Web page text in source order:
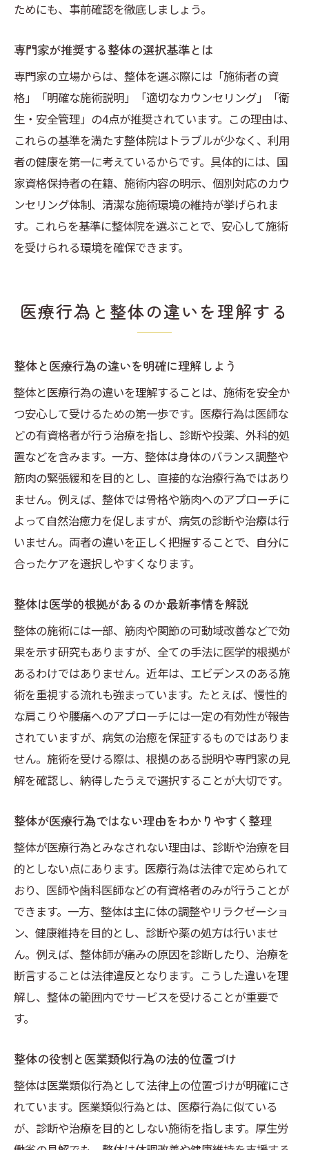
ためにも、事前確認を徹底しましょう。
専門家が推奨する整体の選択基準とは
専門家の立場からは、整体を選ぶ際には「施術者の資
格」「明確な施術説明」「適切なカウンセリング」「衛
生・安全管理」の4点が推奨されています。この理由は、
これらの基準を満たす整体院はトラブルが少なく、利用
者の健康を第一に考えているからです。具体的には、国
家資格保持者の在籍、施術内容の明示、個別対応のカウ
ンセリング体制、清潔な施術環境の維持が挙げられま
す。これらを基準に整体院を選ぶことで、安心して施術
を受けられる環境を確保できます。
医療行為と整体の違いを理解する
整体と医療行為の違いを明確に理解しよう
整体と医療行為の違いを理解することは、施術を安全か
つ安心して受けるための第一歩です。医療行為は医師な
どの有資格者が行う治療を指し、診断や投薬、外科的処
置などを含みます。一方、整体は身体のバランス調整や
筋肉の緊張緩和を目的とし、直接的な治療行為ではあり
ません。例えば、整体では骨格や筋肉へのアプローチに
よって自然治癒力を促しますが、病気の診断や治療は行
いません。両者の違いを正しく把握することで、自分に
合ったケアを選択しやすくなります。
整体は医学的根拠があるのか最新事情を解説
整体の施術には一部、筋肉や関節の可動域改善などで効
果を示す研究もありますが、全ての手法に医学的根拠が
あるわけではありません。近年は、エビデンスのある施
術を重視する流れも強まっています。たとえば、慢性的
な肩こりや腰痛へのアプローチには一定の有効性が報告
されていますが、病気の治癒を保証するものではありま
せん。施術を受ける際は、根拠のある説明や専門家の見
解を確認し、納得したうえで選択することが大切です。
整体が医療行為ではない理由をわかりやすく整理
整体が医療行為とみなされない理由は、診断や治療を目
的としない点にあります。医療行為は法律で定められて
おり、医師や歯科医師などの有資格者のみが行うことが
できます。一方、整体は主に体の調整やリラクゼーショ
ン、健康維持を目的とし、診断や薬の処方は行いませ
ん。例えば、整体師が痛みの原因を診断したり、治療を
断言することは法律違反となります。こうした違いを理
解し、整体の範囲内でサービスを受けることが重要で
す。
整体の役割と医業類似行為の法的位置づけ
整体は医業類似行為として法律上の位置づけが明確にさ
れています。医業類似行為とは、医療行為に似ている
が、診断や治療を目的としない施術を指します。厚生労